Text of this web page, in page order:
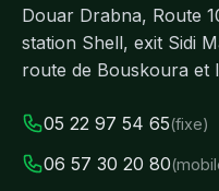
Douar Drabna, Route
station Shell, exit Sidi
route de Bouskoura et
05 22 97 54 65(fixe)
06 57 30 20 80